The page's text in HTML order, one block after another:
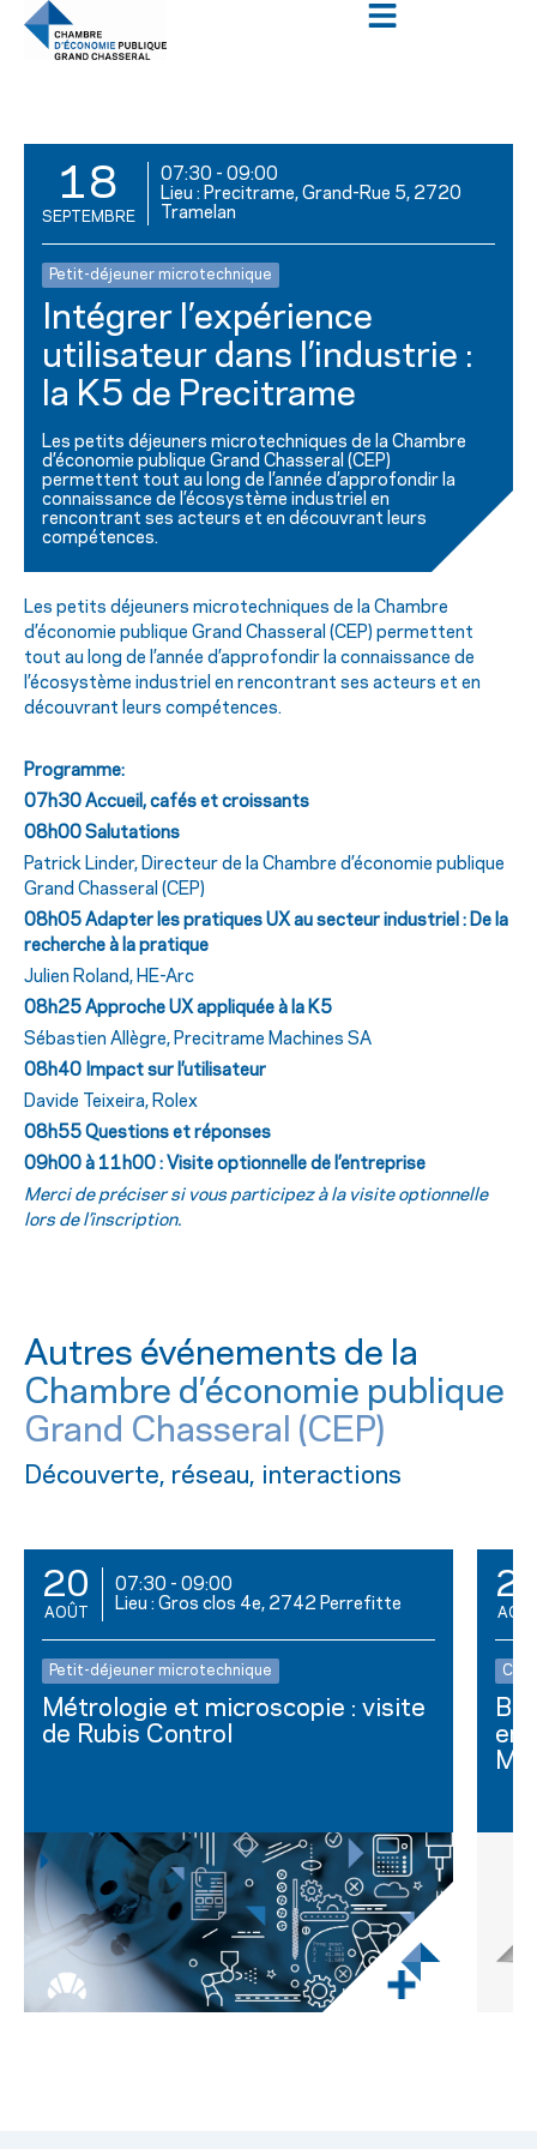
18
SEPTEMBRE
07:30 - 09:00
Lieu : Precitrame, Grand-Rue 5, 2720
Tramelan
Petit-déjeuner microtechnique
Intégrer l’expérience
utilisateur dans l’industrie :
la K5 de Precitrame
Les petits déjeuners microtechniques de la Chambre
d’économie publique Grand Chasseral (CEP)
permettent tout au long de l’année d’approfondir la
connaissance de l’écosystème industriel en
rencontrant ses acteurs et en découvrant leurs
compétences.
Les petits déjeuners microtechniques de la Chambre
d’économie publique Grand Chasseral (CEP) permettent
tout au long de l’année d’approfondir la connaissance de
l’écosystème industriel en rencontrant ses acteurs et en
découvrant leurs compétences.
Programme:
07h30 Accueil, cafés et croissants
08h00 Salutations
Patrick Linder, Directeur de la Chambre d’économie publique
Grand Chasseral (CEP)
08h05 Adapter les pratiques UX au secteur industriel : De la
recherche à la pratique
Julien Roland, HE-Arc
08h25 Approche UX appliquée à la K5
Sébastien Allègre, Precitrame Machines SA
08h40 Impact sur l’utilisateur
Davide Teixeira, Rolex
08h55 Questions et réponses
09h00 à 11h00 : Visite optionnelle de l’entreprise
Merci de préciser si vous participez à la visite optionnelle
lors de l’inscription.
Autres événements de la
Chambre d’économie publique
Grand Chasseral (CEP)
Découverte, réseau, interactions
20
AOÛT
07:30 - 09:00
Lieu : Gros clos 4e, 2742 Perrefitte
Petit-déjeuner microtechnique
Métrologie et microscopie : visite
de Rubis Control